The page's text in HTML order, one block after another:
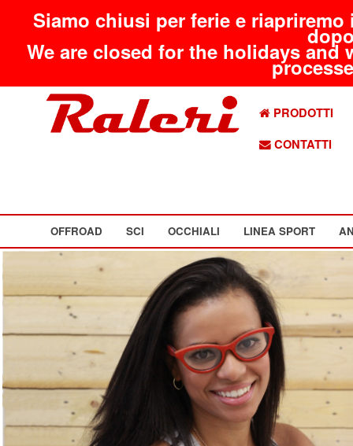
Siamo chiusi per ferie e
We are closed for the holidays
PRODOTTI
CONTATTI
OFFROAD SCI OCCHIALI LINEA SPORT